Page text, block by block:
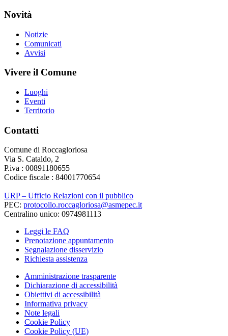
Novità
Notizie
Comunicati
Avvisi
Vivere il Comune
Luoghi
Eventi
Territorio
Contatti
Comune di Roccagloriosa
Via S. Cataldo, 2
P.iva : 00891180655
Codice fiscale : 84001770654
URP – Ufficio Relazioni con il pubblico
PEC: protocollo.roccagloriosa@asmepec.it
Centralino unico: 0974981113
Leggi le FAQ
Prenotazione appuntamento
Segnalazione disservizio
Richiesta assistenza
Amministrazione trasparente
Dichiarazione di accessibilità
Obiettivi di accessibilità
Informativa privacy
Note legali
Cookie Policy
Cookie Policy (UE)